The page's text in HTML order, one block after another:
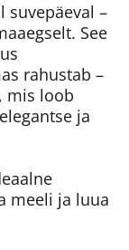
suvepäeval –
See
rahustab –
mis loob
ja
meeli ja luua